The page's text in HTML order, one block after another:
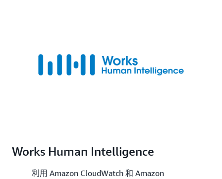
Works Human Intelligence
利用 Amazon CloudWatch 和 Amazon